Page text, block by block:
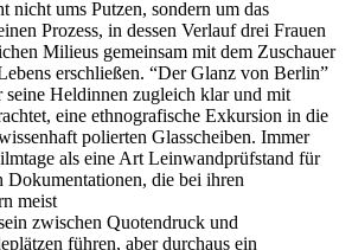
nicht ums Putzen, sondern um das
Prozess, in dessen Verlauf drei Frauen
Milieus gemeinsam mit dem Zuschauer
erschließen. “Der Glanz von Berlin”
Heldinnen zugleich klar und mit
eine ethnografische Exkursion in die
polierten Glasscheiben. Immer
als eine Art Leinwandprüfstand für
Dokumentationen, die bei ihren
meist
zwischen Quotendruck und
führen, aber durchaus ein